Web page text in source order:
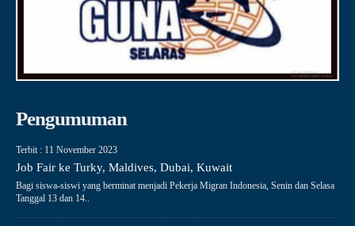
Pengumuman
Terbit : 11 November 2023
Job Fair ke Turky, Maldives, Dubai, Kuwait
Bagi siswa-siswi yang berminat menjadi Pekerja Migran Indonesia, Senin dan Selasa
Tanggal 13 dan 14..